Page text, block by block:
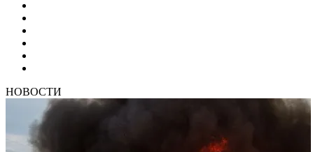
НОВОСТИ